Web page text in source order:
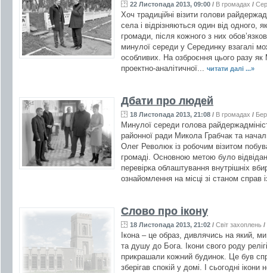
22 Листопада 2013, 09:00 / В громадах /
Хоч традиційні візити голови
села і відрізняються один від одного,
громади, після кожного з них
минулої середи у Серединку взагалі
особливих. На озброєння цього разу як
проектно-аналітичної... читати далі ...»
Дбати про людей
18 Листопада 2013, 21:08 / В громадах /
Минулої середи голова
районної ради Микола Грабчак та
Олег Революк із робочим візитом
громаді. Основною метою було
перевірка облаштування внутрішніх
ознайомлення на місці зі станом справ
Слово про ікону
18 Листопада 2013, 21:02 / Світ захоплень /
Ікона – це образ, дивлячись на який,
та душу до Бога. Ікони свого роду
прикрашали кожний будинок. Це був
зберігав спокій у домі. І сьогодні